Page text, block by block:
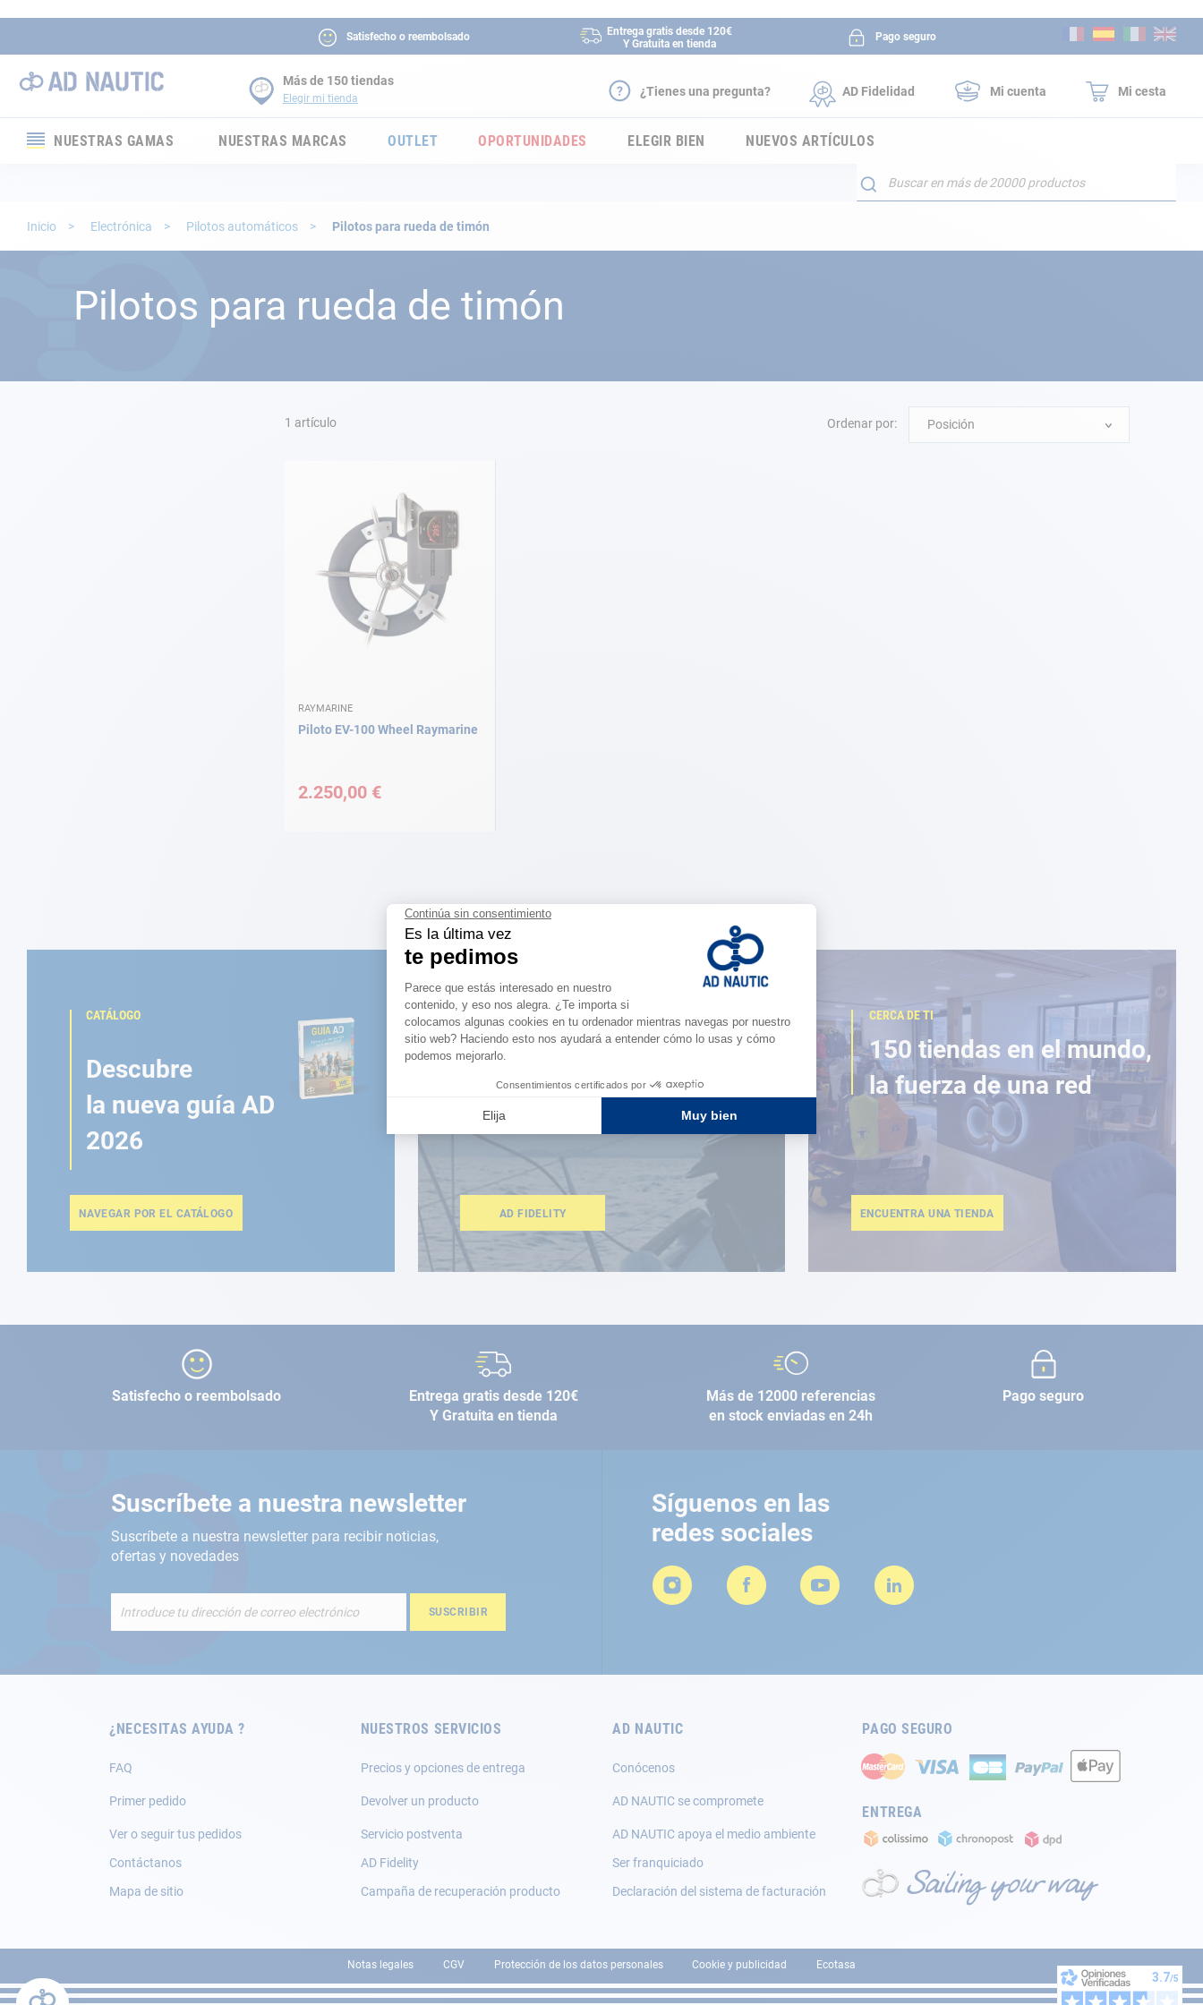
Satisfecho o reembolsado
Entrega gratis desde 120€
Y Gratuita en tienda
Pago seguro
Más de 150 tiendas
Elegir mi tienda ¿Tienes una pregunta? AD Fidelidad Mi cuenta Mi cesta
NUESTRAS GAMAS
Electricidad
Seguridad
NUESTRAS MARCAS OUTLET OPORTUNIDADES ELEGIR BIEN NUEVOS ARTÍCULOS
Buscar
Inicio Electrónica Pilotos automáticos Pilotos para rueda de timón
Pilotos para rueda de timón
1 artículo Ordenar por: Posición
RAYMARINE
Piloto EV-100 Wheel Raymarine
2.250,00 €
CATÁLOGO
Descubre
la nueva guía AD
2026
NAVEGAR POR EL CATÁLOGO
ESPACIO FIDELIDAD
¿Eres apasionado?
Benefíciate de ventajas
exclusivas
AD FIDELITY
CERCA DE TI
150 tiendas en el mundo,
la fuerza de una red
ENCUENTRA UNA TIENDA
Satisfecho o reembolsado
Entrega gratis desde 120€
Y Gratuita en tienda
Más de 12000 referencias
en stock enviadas en 24h
Pago seguro
Suscríbete a nuestra newsletter
Suscríbete a nuestra newsletter para recibir noticias,
ofertas y novedades
de
SUSCRIBIR
Síguenos en las
redes sociales
¿NECESITAS AYUDA ?
FAQ
Primer pedido
Ver o seguir tus pedidos
Contáctanos
Mapa de sitio
NUESTROS SERVICIOS
Precios y opciones de entrega
Devolver un producto
Servicio postventa
AD Fidelity
Campaña de recuperación producto
AD NAUTIC
Conócenos
AD NAUTIC se compromete
AD NAUTIC apoya el medio ambiente
Ser franquiciado
Declaración del sistema de facturación
PAGO SEGURO
ENTREGA
Notas legales CGV Protección de los datos personales Cookie y publicidad Ecotasa